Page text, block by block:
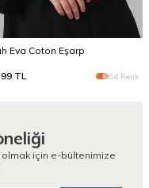
Eva Coton Eşarp
TL 64 Renk
için e-bültenimize